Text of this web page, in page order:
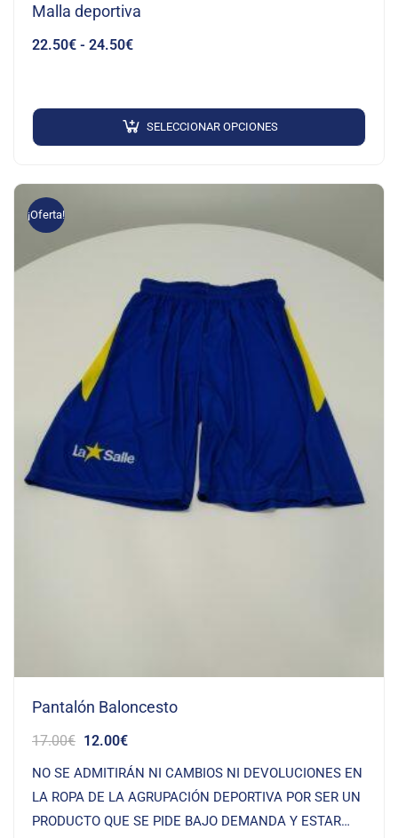
Malla deportiva
22.50€ - 24.50€
SELECCIONAR OPCIONES
¡Oferta!
Pantalón Baloncesto
17.00€ 12.00€
NO SE ADMITIRÁN NI CAMBIOS NI DEVOLUCIONES EN
LA ROPA DE LA AGRUPACIÓN DEPORTIVA POR SER UN
PRODUCTO QUE SE PIDE BAJO DEMANDA Y ESTAR